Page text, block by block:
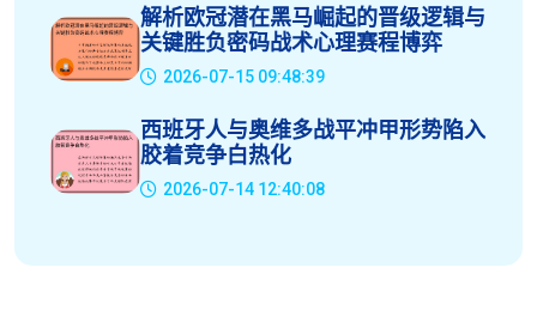
解析欧冠潜在黑马崛起的晋级逻辑与
关键胜负密码战术心理赛程博弈
2026-07-15 09:48:39
西班牙人与奥维多战平冲甲形势陷入
胶着竞争白热化
2026-07-14 12:40:08